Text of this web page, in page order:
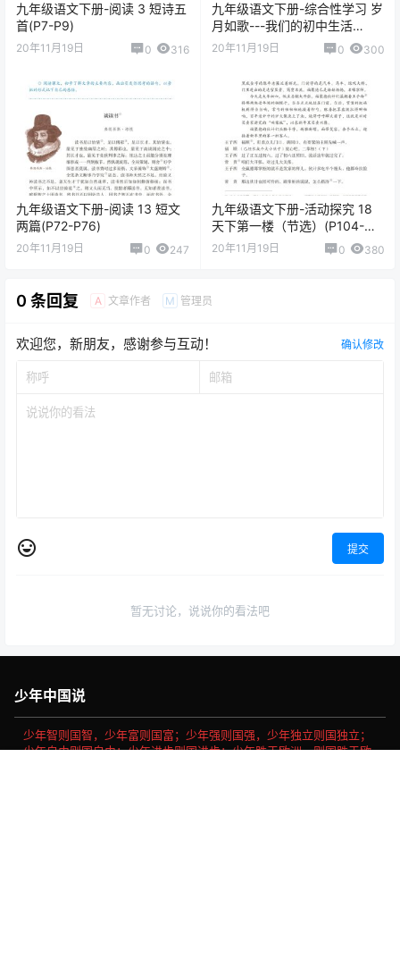
九年级语文下册-阅读 3 短诗五
首(P7-P9)
20年11月19日 0 316
九年级语文下册-综合性学习 岁
月如歌---我们的初中生活
(P44-P46)
20年11月19日 0 300
九年级语文下册-阅读 13 短文
两篇(P72-P76)
20年11月19日 0 247
九年级语文下册-活动探究 18
天下第一楼（节选）(P104-
P112)
20年11月19日 0 380
0 条回复 A 文章作者 M 管理员
欢迎您，新朋友，感谢参与互动！ 确认修改
提交
暂无讨论，说说你的看法吧
少年中国说
少年智则国智，少年富则国富；少年强则国强，少年独立则国独立；
少年自由则国自由；少年进步则国进步；少年胜于欧洲，则国胜于欧